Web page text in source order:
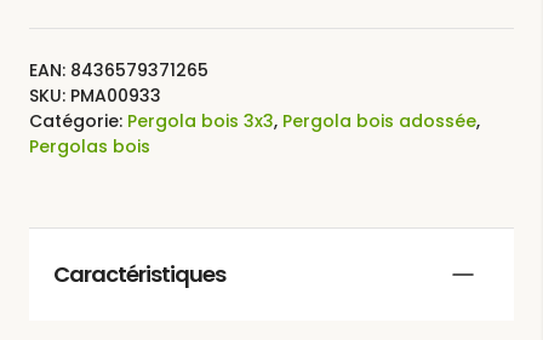
EAN: 8436579371265
SKU: PMA00933
Catégorie: Pergola bois 3x3, Pergola bois adossée,
Pergolas bois
Caractéristiques